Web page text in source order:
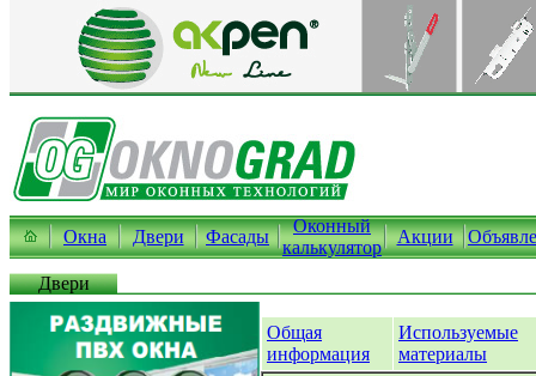
Окна Двери Фасады
Оконный
калькулятор
Акции
Двери
Общая
информация
Используемые
материалы